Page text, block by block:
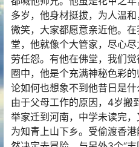
多岁，他身材挺拔，为人温
微笑，大家都愿意亲近他。
堂，他就像个大管家，尽心
劳任怨。有他在佛堂，我们
圈中，他是个充满神秘色彩
论如何也想象不到他昔日是什
由于父母工作的原因，4岁搬
举家迁到河南，中学未读完
为知青上山下乡。受偷渡香